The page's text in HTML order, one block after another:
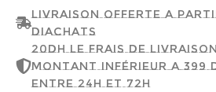
Livraison offerte a
d'achats
20dh le frais de
montant inférieur a 399
entre 24h et 72h